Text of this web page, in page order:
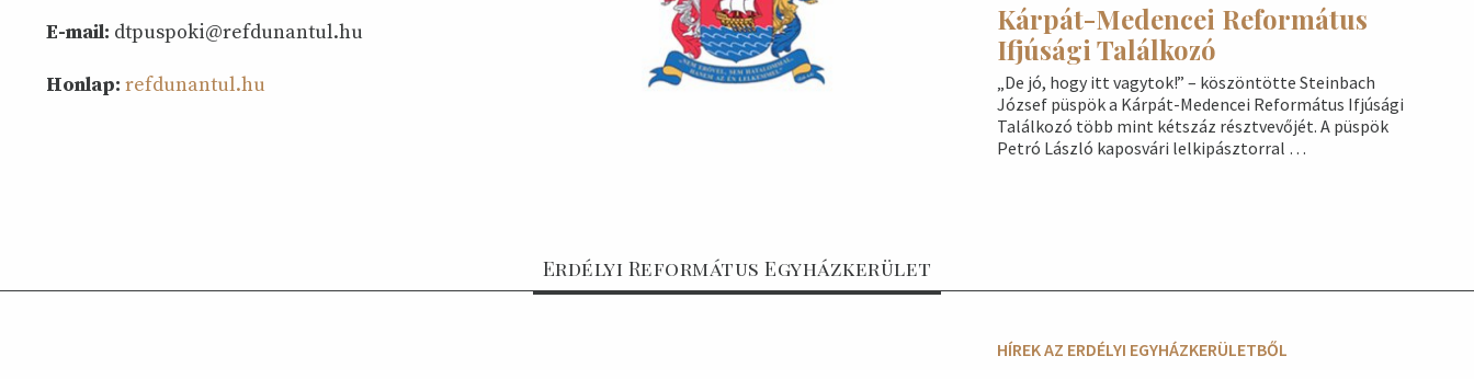
E-mail: dtpuspoki@refdunantul.hu
Honlap: refdunantul.hu
Kárpát-Medencei Református
Ifjúsági Találkozó
„De jó, hogy itt vagytok!” – köszöntötte Steinbach
József püspök a Kárpát-Medencei Református Ifjúsági
Találkozó több mint kétszáz résztvevőjét. A püspök
Petró László kaposvári lelkipásztorral …
Erdélyi Református Egyházkerület
HÍREK AZ ERDÉLYI EGYHÁZKERÜLETBŐL